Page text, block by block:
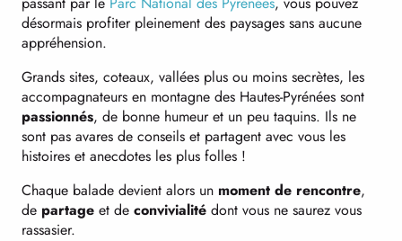
désormais profiter pleinement des paysages sans aucune
appréhension.
Grands sites, coteaux, vallées plus ou moins secrètes, les
accompagnateurs en montagne des Hautes-Pyrénées sont
passionnés, de bonne humeur et un peu taquins. Ils ne
sont pas avares de conseils et partagent avec vous les
histoires et anecdotes les plus folles !
Chaque balade devient alors un moment de rencontre,
de partage et de convivialité dont vous ne saurez vous
rassasier.